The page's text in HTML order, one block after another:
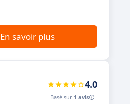
En savoir plus
4.0
Basé sur 1 avis